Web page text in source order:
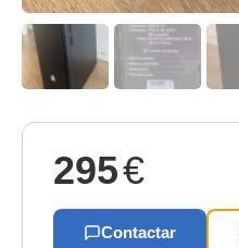
295€
Contactar